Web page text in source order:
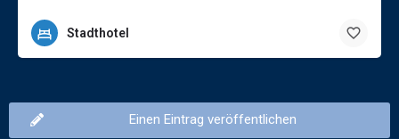
Stadthotel
Einen Eintrag veröffentlichen